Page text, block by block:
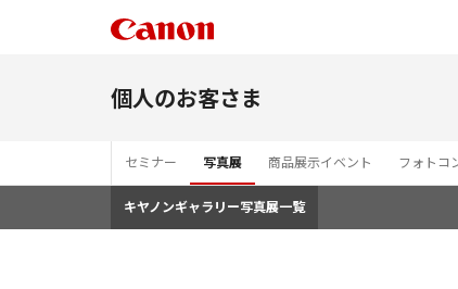
個人のお客さま
セミナー 写真展 商品展示イベント フォトコ
キヤノンギャラリー写真展一覧